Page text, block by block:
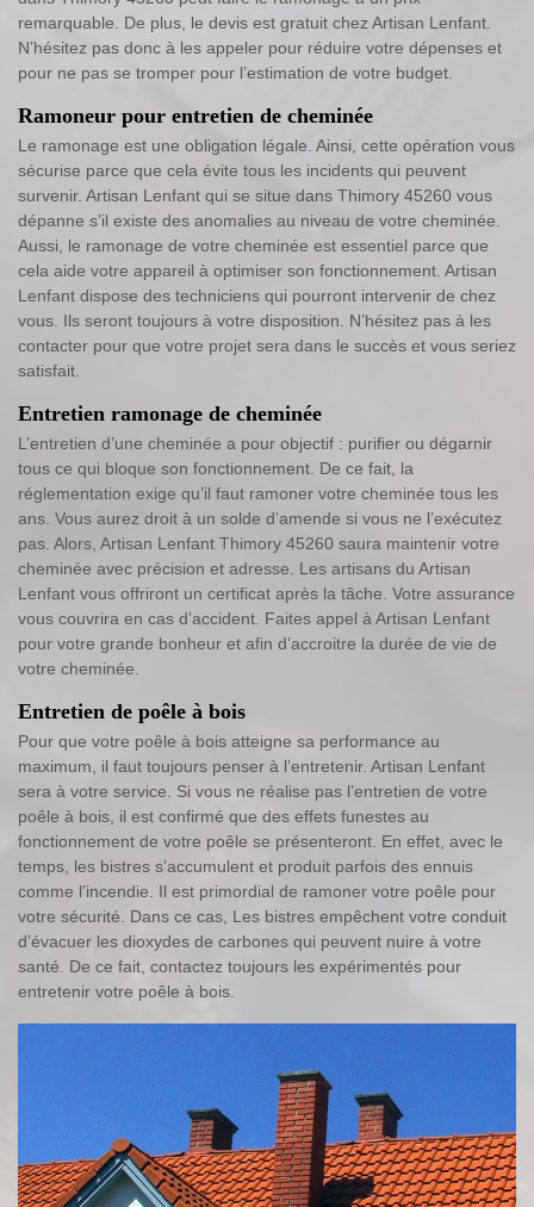
remarquable. De plus, le devis est gratuit chez Artisan Lenfant.
N’hésitez pas donc à les appeler pour réduire votre dépenses et
pour ne pas se tromper pour l’estimation de votre budget.
Ramoneur pour entretien de cheminée
Le ramonage est une obligation légale. Ainsi, cette opération vous
sécurise parce que cela évite tous les incidents qui peuvent
survenir. Artisan Lenfant qui se situe dans Thimory 45260 vous
dépanne s’il existe des anomalies au niveau de votre cheminée.
Aussi, le ramonage de votre cheminée est essentiel parce que
cela aide votre appareil à optimiser son fonctionnement. Artisan
Lenfant dispose des techniciens qui pourront intervenir de chez
vous. Ils seront toujours à votre disposition. N’hésitez pas à les
contacter pour que votre projet sera dans le succès et vous seriez
satisfait.
Entretien ramonage de cheminée
L’entretien d’une cheminée a pour objectif : purifier ou dégarnir
tous ce qui bloque son fonctionnement. De ce fait, la
réglementation exige qu’il faut ramoner votre cheminée tous les
ans. Vous aurez droit à un solde d’amende si vous ne l’exécutez
pas. Alors, Artisan Lenfant Thimory 45260 saura maintenir votre
cheminée avec précision et adresse. Les artisans du Artisan
Lenfant vous offriront un certificat après la tâche. Votre assurance
vous couvrira en cas d’accident. Faites appel à Artisan Lenfant
pour votre grande bonheur et afin d’accroitre la durée de vie de
votre cheminée.
Entretien de poêle à bois
Pour que votre poêle à bois atteigne sa performance au
maximum, il faut toujours penser à l’entretenir. Artisan Lenfant
sera à votre service. Si vous ne réalise pas l’entretien de votre
poêle à bois, il est confirmé que des effets funestes au
fonctionnement de votre poêle se présenteront. En effet, avec le
temps, les bistres s’accumulent et produit parfois des ennuis
comme l’incendie. Il est primordial de ramoner votre poêle pour
votre sécurité. Dans ce cas, Les bistres empêchent votre conduit
d’évacuer les dioxydes de carbones qui peuvent nuire à votre
santé. De ce fait, contactez toujours les expérimentés pour
entretenir votre poêle à bois.